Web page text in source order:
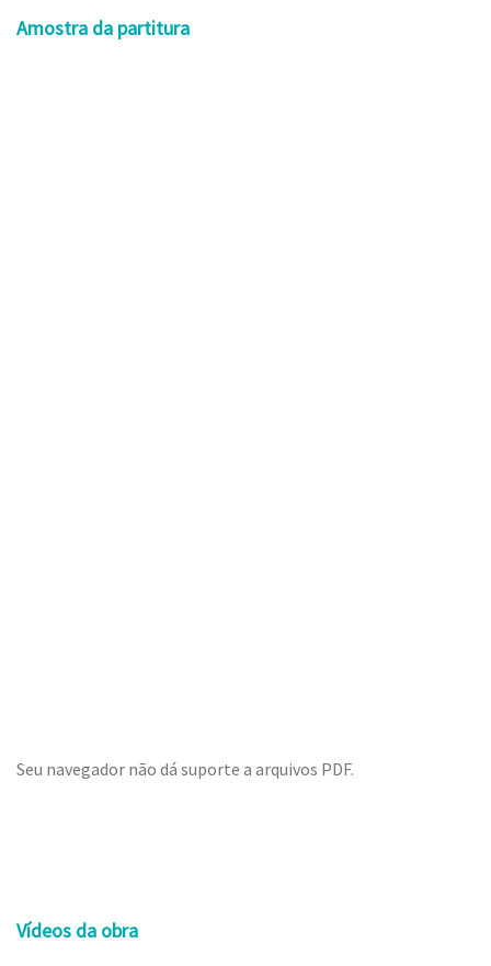
Amostra da partitura
Seu navegador não dá suporte a arquivos PDF.
Vídeos da obra